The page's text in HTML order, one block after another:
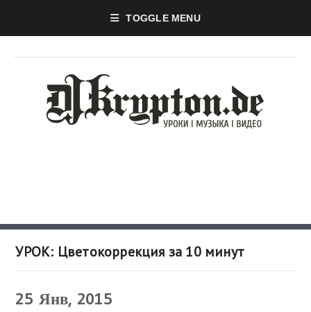
TOGGLE MENU
УРОК: Цветокоррекция за 10 минут
25 Янв, 2015